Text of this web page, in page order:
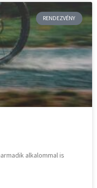
RENDEZVÉNY
alkalommal is